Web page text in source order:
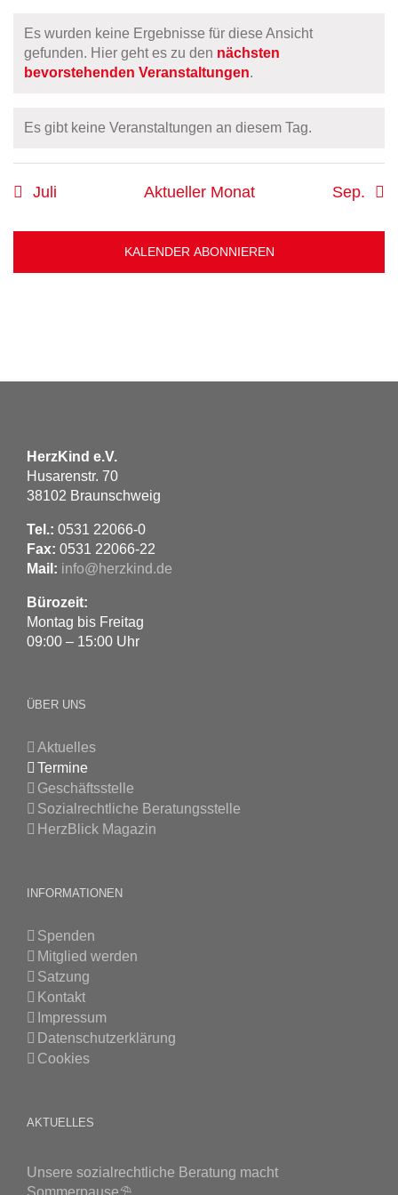
Hinweis
Es wurden keine Ergebnisse für diese Ansicht
gefunden. Hier geht es zu den nächsten
bevorstehenden Veranstaltungen.
Hinweis
Es gibt keine Veranstaltungen an diesem Tag.
Juli Aktueller Monat Sep.
KALENDER ABONNIEREN
HerzKind e.V.
Husarenstr. 70
38102 Braunschweig
Tel.: 0531 22066-0
Fax: 0531 22066-22
Mail: info@herzkind.de
Bürozeit:
Montag bis Freitag
09:00 – 15:00 Uhr
ÜBER UNS
Aktuelles
Termine
Geschäftsstelle
Sozialrechtliche Beratungsstelle
HerzBlick Magazin
INFORMATIONEN
Spenden
Mitglied werden
Satzung
Kontakt
Impressum
Datenschutzerklärung
Cookies
AKTUELLES
Unsere sozialrechtliche Beratung macht
Sommerpause⛱️